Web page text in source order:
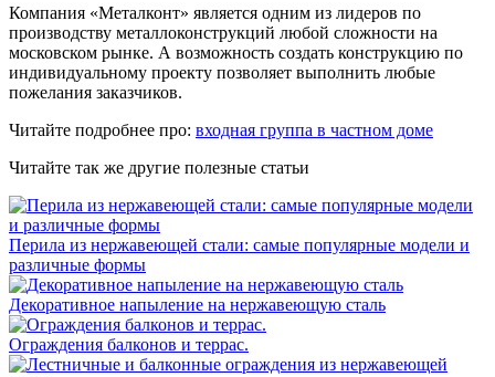
Компания «Металконт» является одним из лидеров по
производству металлоконструкций любой сложности на
московском рынке. А возможность создать конструкцию по
индивидуальному проекту позволяет выполнить любые
пожелания заказчиков.
Читайте подробнее про: входная группа в частном доме
Читайте так же другие полезные статьи
Перила из нержавеющей стали: самые популярные модели и
различные формы
Декоративное напыление на нержавеющую сталь
Ограждения балконов и террас.